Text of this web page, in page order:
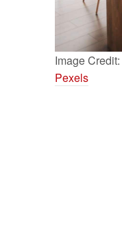
Image Credit:
Pexels